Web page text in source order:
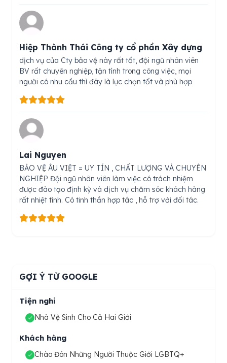
Hiệp Thành Thái Công ty cổ phần Xây dựng
dịch vụ của Cty bảo vệ này rất tốt, đội ngũ nhân viên
BV rất chuyên nghiệp, tận tình trong công việc, mọi
người có nhu cầu thì đây là lực chọn tốt và phù hợp
Lai Nguyen
BẢO VỆ ÂU VIỆT = UY TÍN , CHẤT LƯỢNG VÀ CHUYÊN
NGHIỆP Đội ngũ nhân viên làm việc có trách nhiệm
được đào tạo định kỳ và dịch vụ chăm sóc khách hàng
rất nhiệt tình. Có tinh thần hợp tác , hỗ trợ với đối tác.
GỢI Ý TỪ GOOGLE
Tiện nghi
Nhà Vệ Sinh Cho Cả Hai Giới
Khách hàng
Chào Đón Những Người Thuộc Giới LGBTQ+